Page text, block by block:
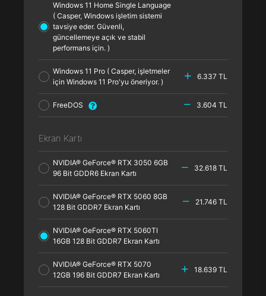
Windows 11 Home Single Language
( Casper, Windows işletim sistemi
tavsiye eder. Güvenli,
güncellemeye açık ve stabil
performans için. )
Windows 11 Pro ( Casper, işletmeler
için Windows 11 Pro'yu öneriyor. )
6.337 TL
FreeDOS 3.604 TL
Ekran Kartı
NVIDIA® GeForce® RTX 3050 6GB
96 Bit GDDR6 Ekran Kartı
32.618 TL
NVIDIA® GeForce® RTX 5060 8GB
128 Bit GDDR7 Ekran Kartı
21.746 TL
NVIDIA® GeForce® RTX 5060TI
16GB 128 Bit GDDR7 Ekran Kartı
NVIDIA® GeForce® RTX 5070
12GB 196 Bit GDDR7 Ekran Kartı
18.639 TL